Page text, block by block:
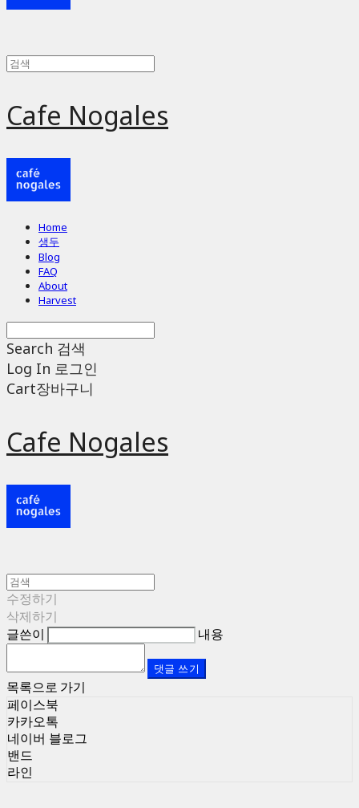
Cafe Nogales
Home
생두
Blog
FAQ
About
Harvest
Search 검색
Log In 로그인
Cart장바구니
Cafe Nogales
수정하기
삭제하기
글쓴이
내용
댓글 쓰기
목록으로 가기
페이스북
카카오톡
네이버 블로그
밴드
라인